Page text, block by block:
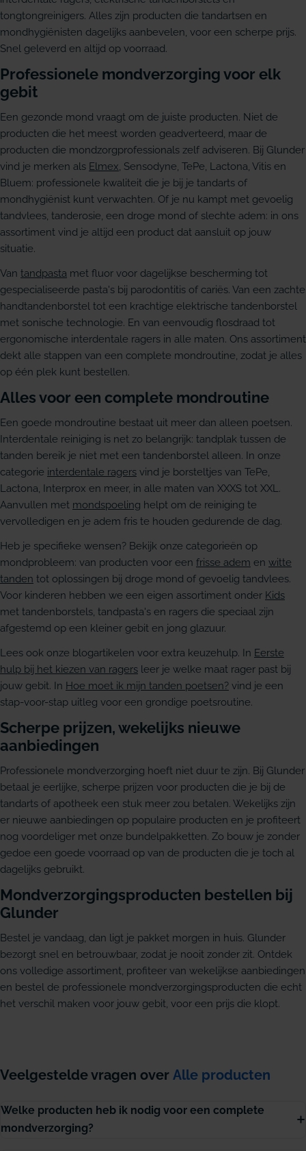
tongtongreinigers. Alles zijn producten die tandartsen en
mondhygiënisten dagelijks aanbevelen, voor een scherpe prijs.
Snel geleverd en altijd op voorraad.
Professionele mondverzorging voor elk
gebit
Een gezonde mond vraagt om de juiste producten. Niet de
producten die het meest worden geadverteerd, maar de
producten die mondzorgprofessionals zelf adviseren. Bij Glunder
vind je merken als Elmex, Sensodyne, TePe, Lactona, Vitis en
Bluem: professionele kwaliteit die je bij je tandarts of
mondhygiënist kunt verwachten. Of je nu kampt met gevoelig
tandvlees, tanderosie, een droge mond of slechte adem: in ons
assortiment vind je altijd een product dat aansluit op jouw
situatie.
Van tandpasta met fluor voor dagelijkse bescherming tot
gespecialiseerde pasta's bij parodontitis of cariës. Van een zachte
handtandenborstel tot een krachtige elektrische tandenborstel
met sonische technologie. En van eenvoudig flosdraad tot
ergonomische interdentale ragers in alle maten. Ons assortiment
dekt alle stappen van een complete mondroutine, zodat je alles
op één plek kunt bestellen.
Alles voor een complete mondroutine
Een goede mondroutine bestaat uit meer dan alleen poetsen.
Interdentale reiniging is net zo belangrijk: tandplak tussen de
tanden bereik je niet met een tandenborstel alleen. In onze
categorie interdentale ragers vind je borsteltjes van TePe,
Lactona, Interprox en meer, in alle maten van XXXS tot XXL.
Aanvullen met mondspoeling helpt om de reiniging te
vervolledigen en je adem fris te houden gedurende de dag.
Heb je specifieke wensen? Bekijk onze categorieën op
mondprobleem: van producten voor een frisse adem en witte
tanden tot oplossingen bij droge mond of gevoelig tandvlees.
Voor kinderen hebben we een eigen assortiment onder Kids
met tandenborstels, tandpasta's en ragers die speciaal zijn
afgestemd op een kleiner gebit en jong glazuur.
Lees ook onze blogartikelen voor extra keuzehulp. In Eerste
hulp bij het kiezen van ragers leer je welke maat rager past bij
jouw gebit. In Hoe moet ik mijn tanden poetsen? vind je een
stap-voor-stap uitleg voor een grondige poetsroutine.
Scherpe prijzen, wekelijks nieuwe
aanbiedingen
Professionele mondverzorging hoeft niet duur te zijn. Bij Glunder
betaal je eerlijke, scherpe prijzen voor producten die je bij de
tandarts of apotheek een stuk meer zou betalen. Wekelijks zijn
er nieuwe aanbiedingen op populaire producten en je profiteert
nog voordeliger met onze bundelpakketten. Zo bouw je zonder
gedoe een goede voorraad op van de producten die je toch al
dagelijks gebruikt.
Mondverzorgingsproducten bestellen bij
Glunder
Bestel je vandaag, dan ligt je pakket morgen in huis. Glunder
bezorgt snel en betrouwbaar, zodat je nooit zonder zit. Ontdek
ons volledige assortiment, profiteer van wekelijkse aanbiedingen
en bestel de professionele mondverzorgingsproducten die echt
het verschil maken voor jouw gebit, voor een prijs die klopt.
Veelgestelde vragen over Alle producten
Welke producten heb ik nodig voor een complete
mondverzorging?